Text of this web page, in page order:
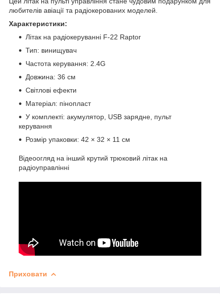
любителів авіації та радіокерованих моделей.
Характеристики:
Літак на радіокеруванні F-22 Raptor
Тип: винищувач
Частота керування: 2.4G
Довжина: 36 см
Світлові ефекти
Матеріал: пінопласт
У комплекті: акумулятор, USB зарядне, пульт
керування
Розмір упаковки: 42 × 32 × 11 см
Відеоогляд на інший крутий трюковий літак на
радіоуправлінні
Приховати